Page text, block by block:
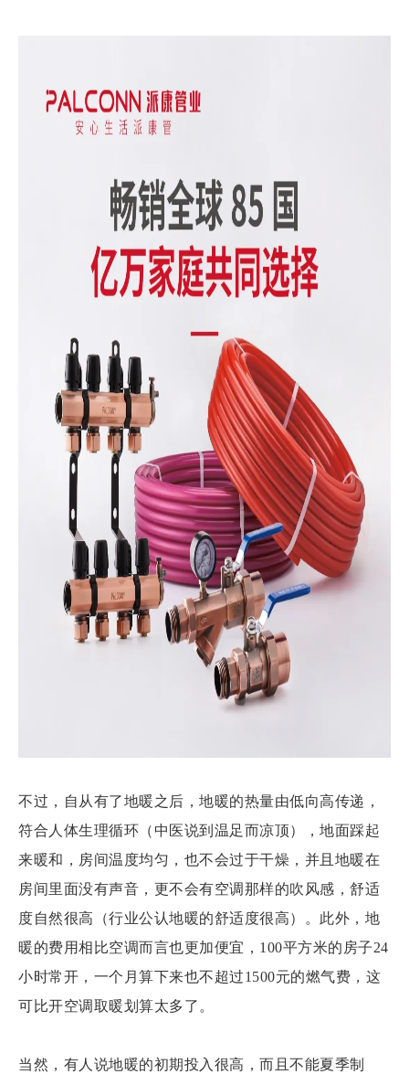
不过，自从有了地暖之后，地暖的热量由低向高传递，
符合人体生理循环（中医说到温足而凉顶），地面踩起
来暖和，房间温度均匀，也不会过于干燥，并且地暖在
房间里面没有声音，更不会有空调那样的吹风感，舒适
度自然很高（行业公认地暖的舒适度很高）。此外，地
暖的费用相比空调而言也更加便宜，100平方米的房子24
小时常开，一个月算下来也不超过1500元的燃气费，这
可比开空调取暖划算太多了。
当然，有人说地暖的初期投入很高，而且不能夏季制